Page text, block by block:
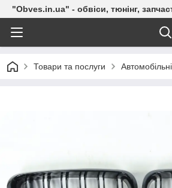
"Obves.in.ua" - обвіси, тюнінг,
Товари та послуги